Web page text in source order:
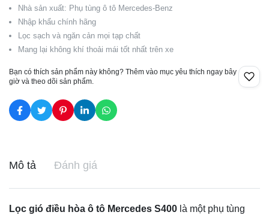
Nhà sản xuất: Phụ tùng ô tô Mercedes-Benz
Nhập khẩu chính hãng
Lọc sạch và ngăn cản mọi tạp chất
Mang lại không khí thoải mái tốt nhất trên xe
Bạn có thích sản phẩm này không? Thêm vào mục yêu thích ngay bây
giờ và theo dõi sản phẩm.
Mô tả Đánh giá
Lọc gió điều hòa ô tô Mercedes S400 là một phụ tùng